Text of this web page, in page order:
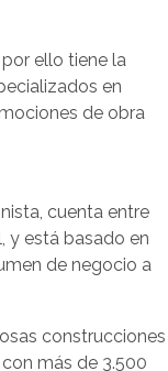
ello tiene la
en
de obra
cuenta entre
y está basado en
de negocio a
construcciones
más de 3.500